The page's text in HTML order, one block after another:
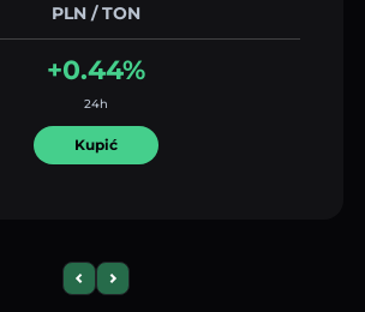
PLN / TON
+0.44%
24h
Kupić
Previous slide
Next slide